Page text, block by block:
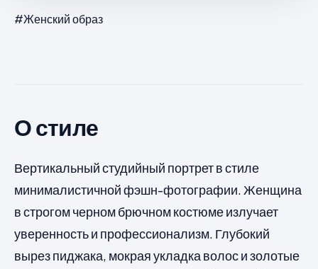
#Женский образ
О стиле
Вертикальный студийный портрет в стиле
минималистичной фэшн-фотографии. Женщина
в строгом черном брючном костюме излучает
уверенность и профессионализм. Глубокий
вырез пиджака, мокрая укладка волос и золотые